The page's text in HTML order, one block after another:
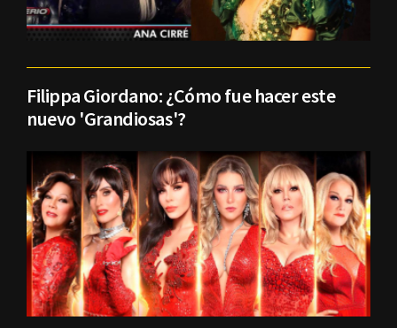
Filippa Giordano: ¿Cómo fue hacer este
nuevo 'Grandiosas'?